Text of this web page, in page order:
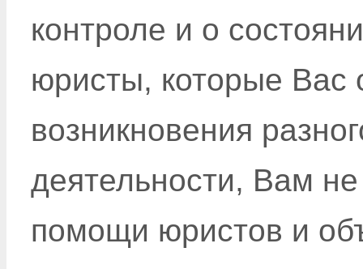
контроле и о
юристы, которые Вас
возникновения
деятельности, Вам
помощи юристов и